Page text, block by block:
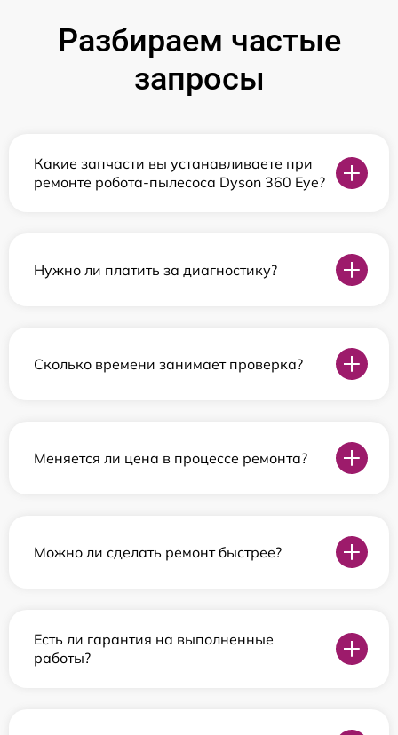
Разбираем частые
запросы
Какие запчасти вы устанавливаете при
ремонте робота-пылесоса Dyson 360 Eye?
Нужно ли платить за диагностику?
Сколько времени занимает проверка?
Меняется ли цена в процессе ремонта?
Можно ли сделать ремонт быстрее?
Есть ли гарантия на выполненные
работы?